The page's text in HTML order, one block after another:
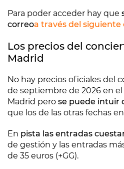
Para poder acceder hay que
correoa través del siguiente
Los precios del
Madrid
No hay precios oficiales del
de septiembre de 2026 en
Madrid pero se puede intuir
que los de las otras fechas
En pista las entradas
de gestión y las entradas
de 35 euros (+GG).